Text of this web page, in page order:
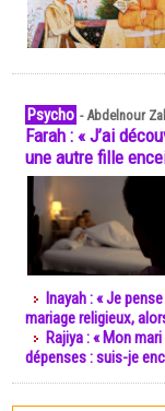
Psycho -Abdelnour
Farah : « J’ai
une autre fille
Inayah : « Je
mariage religieux,
Rajiya : « Mon
dépenses : suis-je